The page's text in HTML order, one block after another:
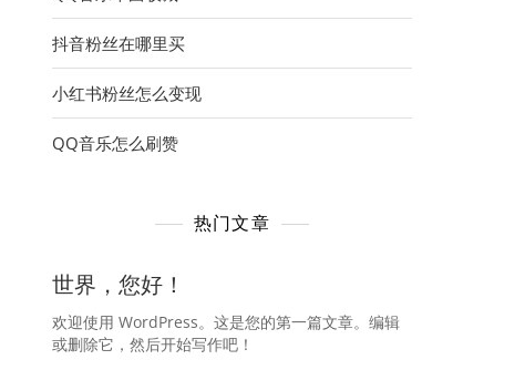
抖音粉丝在哪里买
小红书粉丝怎么变现
QQ音乐怎么刷赞
热门文章
世界，您好！
欢迎使用 WordPress。这是您的第一篇文章。编辑
或删除它，然后开始写作吧！